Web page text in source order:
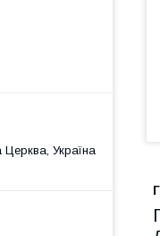
Церква, Україна